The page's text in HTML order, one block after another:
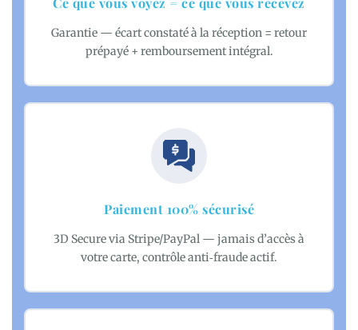
Garantie — écart constaté à la réception = retour
prépayé + remboursement intégral.
Paiement 100% sécurisé
3D Secure via Stripe/PayPal — jamais d’accès à
votre carte, contrôle anti‑fraude actif.